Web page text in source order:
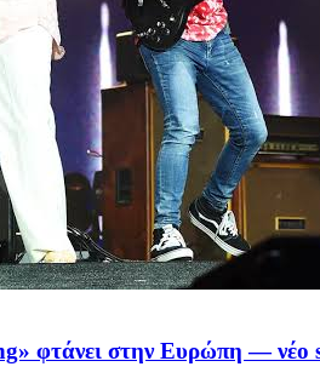
φτάνει στην Ευρώπη — νέο